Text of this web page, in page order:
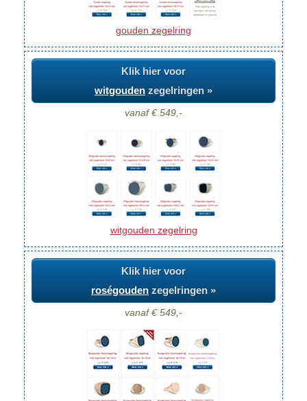
gouden zegelring
Klik hier voor
witgouden zegelringen »
vanaf € 549,-
witgouden zegelring
Klik hier voor
roségouden zegelringen »
vanaf € 549,-